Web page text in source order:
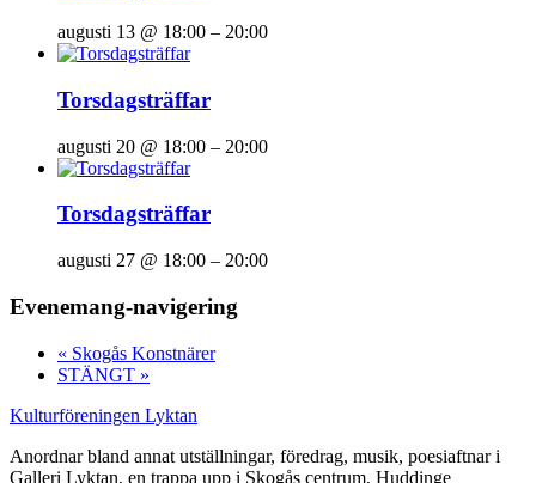
augusti 13 @ 18:00 – 20:00
Torsdagsträffar
augusti 20 @ 18:00 – 20:00
Torsdagsträffar
augusti 27 @ 18:00 – 20:00
Evenemang-navigering
« Skogås Konstnärer
STÄNGT »
Kulturföreningen Lyktan
Anordnar bland annat utställningar, föredrag, musik, poesiaftnar i
Galleri Lyktan, en trappa upp i Skogås centrum, Huddinge